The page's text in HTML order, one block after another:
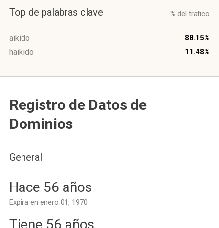
Top de palabras clave % del trafico
aikido 88.15%
haikido 11.48%
Registro de Datos de
Dominios
General
Hace 56 años
Expira en enero 01, 1970
Tiene 56 años